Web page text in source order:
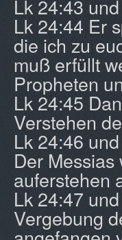
Lk 24:43
Lk 24:44 Er
die ich zu
muß erfüllt
Propheten
Lk 24:45
Verstehen
Lk 24:46
Der
auferstehen
Lk 24:47
Vergebung